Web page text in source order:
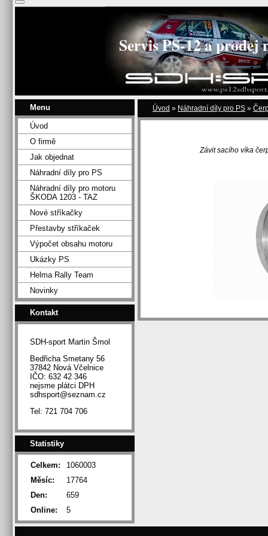
Servis PS-12 a
Úvod » Náhradní díly pro PS »
Závit sacího víka
Menu
Úvod
O firmě
Jak objednat
Náhradní díly pro PS
Náhradní díly pro motoru
ŠKODA 1203 - TAZ
Nové stříkačky
Přestavby stříkaček
Výpočet obsahu motoru
Ukázky PS
Helma Rally Team
Novinky
Kontakt
SDH-sport Martin Šmol
Bedřicha Smetany 56
37842 Nová Včelnice
IČO: 632 42 346
nejsme plátci DPH
sdhsport@seznam.cz
Tel: 721 704 706
Statistiky
Online: 5
Celkem:
1060003
Měsíc:
17764
Den:
659